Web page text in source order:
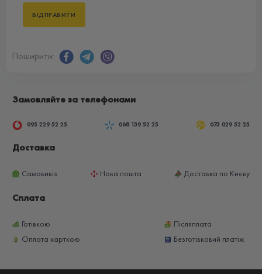
Поширити:
Замовляйте за телефонами
095 229 52 25 068 139 52 25 073 029 52 25
Доставка
Самовивіз Нова пошта Доставка по Києву
Сплата
Готівкою
Післяплата
Оплата карткою
Безготівковий платіж